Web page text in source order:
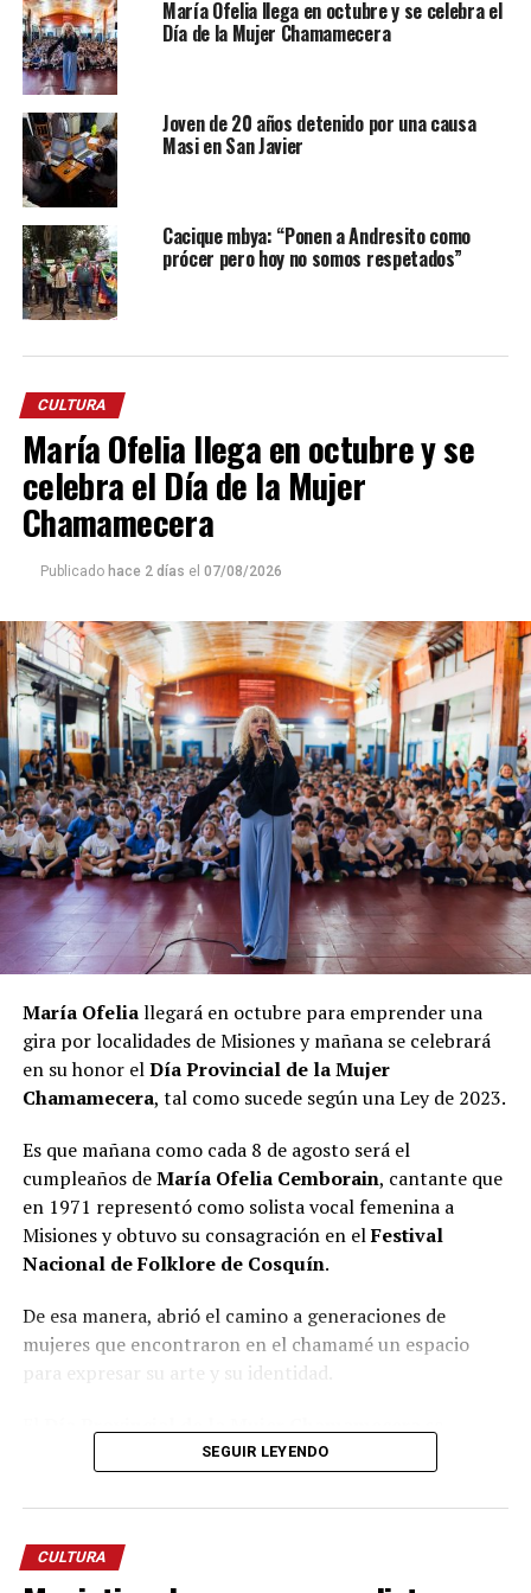
María Ofelia llega en octubre y se celebra el
Día de la Mujer Chamamecera
Joven de 20 años detenido por una causa
Masi en San Javier
Cacique mbya: “Ponen a Andresito como
prócer pero hoy no somos respetados”
CULTURA
María Ofelia llega en octubre y se
celebra el Día de la Mujer
Chamamecera
Publicado hace 2 días el 07/08/2026
María Ofeliallegará en octubre para emprender una
gira por localidades de Misiones y mañana se celebrará
en su honor elDía Provincial de la Mujer
Chamamecera, tal como sucede según una Ley de 2023.
Es que mañana como cada 8 de agosto será el
cumpleaños deMaría Ofelia Cemborain, cantante que
en 1971 representó como solista vocal femenina a
Misiones y obtuvo su consagración en elFestival
Nacional de Folklore de Cosquín.
De esa manera, abrió el camino a generaciones de
mujeres que encontraron en el chamamé un espacio
para expresar su arte y su identidad.
instituyó por ley provincial VI – N.º 328 y con ello se
invita a valorar a todas las artistas que, con su voz, su
música, su danza, su trabajo de difusión, investigación,
enseñanza, composición y gestión cultural, mantienen
vivo el chamamé.
SEGUIR LEYENDO
CULTURA